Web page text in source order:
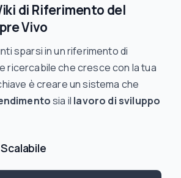
di Riferimento del
Vivo
sparsi in un riferimento di
ricercabile che cresce con la tua
è creare un sistema che
sia il lavoro di sviluppo